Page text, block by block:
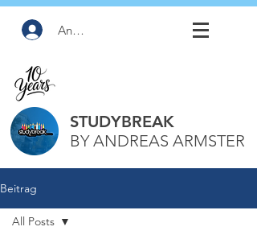
Anmelden
STUDYBREAK
BY ANDREAS ARMSTER
Beitrag
All Posts